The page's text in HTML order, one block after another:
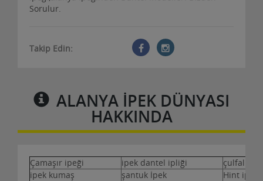
Sorulur.
Takip Edin:
ALANYA İPEK DÜNYASI
HAKKINDA
Çamaşır ipeği ipek dantel ipliği
çulfalık
ipek kumaş
şantuk İpek
Hint ipeği